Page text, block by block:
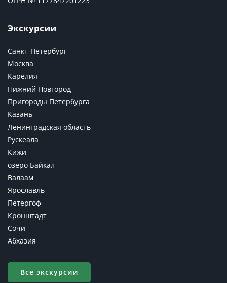
Экскурсии
Санкт-Петербург
Москва
Карелия
Нижний Новгород
Пригороды Петербурга
Казань
Ленинградская область
Рускеала
Кижи
озеро Байкал
Валаам
Ярославль
Петергоф
Кронштадт
Сочи
Абхазия
Все экскурсии